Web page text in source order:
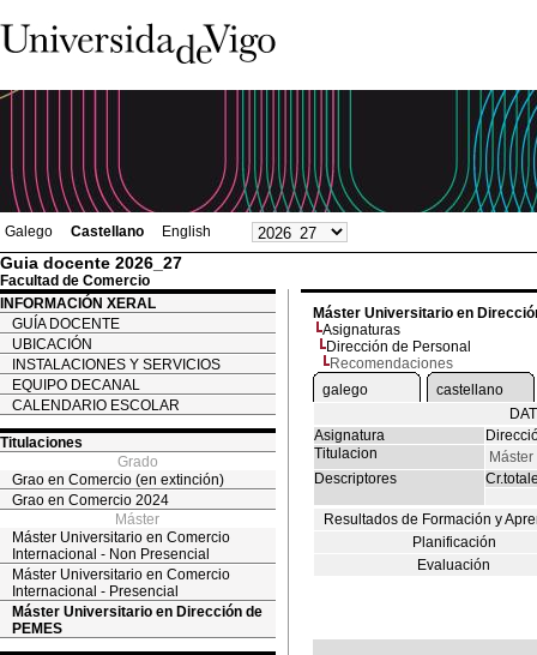
Galego Castellano English
Guia docente 2026_27
Facultad de Comercio
INFORMACIÓN XERAL
GUÍA DOCENTE
UBICACIÓN
INSTALACIONES Y SERVICIOS
EQUIPO DECANAL
CALENDARIO ESCOLAR
Titulaciones
Grado
Grao en Comercio (en extinción)
Grao en Comercio 2024
Máster
Máster Universitario en Comercio
Internacional - Non Presencial
Máster Universitario en Comercio
Internacional - Presencial
Máster Universitario en Dirección de
PEMES
Máster Universitario en
Asignaturas
Dirección de Personal
Recomendaciones
galego
castellano
Asignatura
Titulacion
Descriptores
Resultados de Formación y
Planificación
Evaluación